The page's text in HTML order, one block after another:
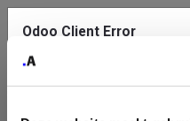
Odoo Client Error